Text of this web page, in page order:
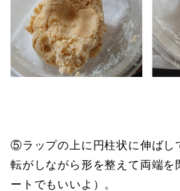
⑤ラップの上に円柱状に伸ばし
転がしながら形を整えて両端を
ートでもいいよ）。